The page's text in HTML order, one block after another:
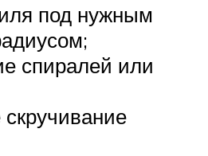
под нужным
спиралей или